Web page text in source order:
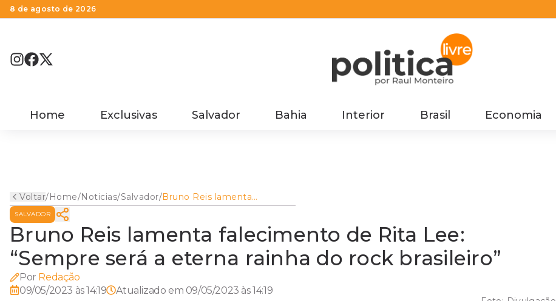
8 de agosto de 2026
Home Exclusivas Salvador Bahia Interior Brasil Economia
Voltar/Home/Noticias/Salvador/Bruno Reis lamenta
falecimento de Rita Lee:
do rock brasileiro”
SALVADOR
Bruno Reis lamenta falecimento de Rita Lee:
“Sempre será a eterna rainha do rock brasileiro”
Por Redação
09/05/2023 às 14:19
Atualizado em 09/05/2023 às 14:19